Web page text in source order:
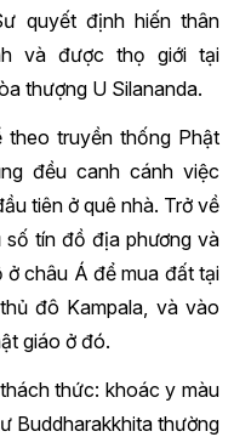
quyết định hiến thân
và được thọ giới tại
thượng U Silananda.
theo truyền thống Phật
đều canh cánh việc
tiên ở quê nhà. Trở về
tín đồ địa phương và
châu Á để mua đất tại
đô Kampala, và vào
giáo ở đó.
thức: khoác y màu
Buddharakkhita thường